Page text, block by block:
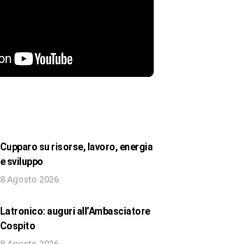
Cupparo su risorse, lavoro, energia
e sviluppo
8 Agosto 2026
Latronico: auguri all’Ambasciatore
Cospito